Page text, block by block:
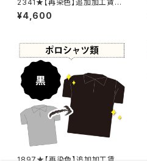
2341★【再染色】追加加工賃・
黒染め
¥4,600